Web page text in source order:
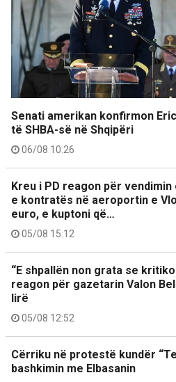
Senati amerikan konfirmon
të SHBA-së në Shqipëri
06/08 10:26
Kreu i PD reagon për
e kontratës në aeroportin e
euro, e kuptoni që…
05/08 15:12
“E shpallën non grata se
reagon për gazetarin Valon
lirë
05/08 12:52
Cërriku në protestë kundër
bashkimin me Elbasanin